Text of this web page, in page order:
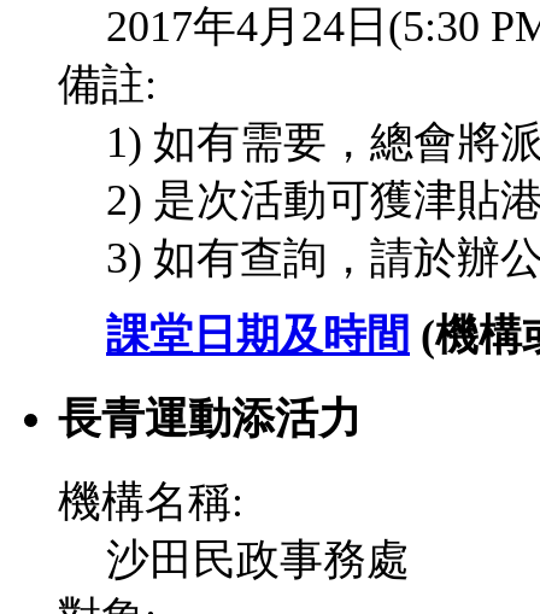
2017年4月24日(5:30
備註:
1) 如有需要，總會將
2) 是次活動可獲津貼
3) 如有查詢，請於辦
課堂日期及時間 (機構
長青運動添活力
機構名稱:
沙田民政事務處